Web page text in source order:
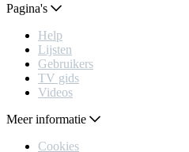
Pagina's
Help
Lijsten
Gebruikers
TV gids
Videos
Meer informatie
Cookies